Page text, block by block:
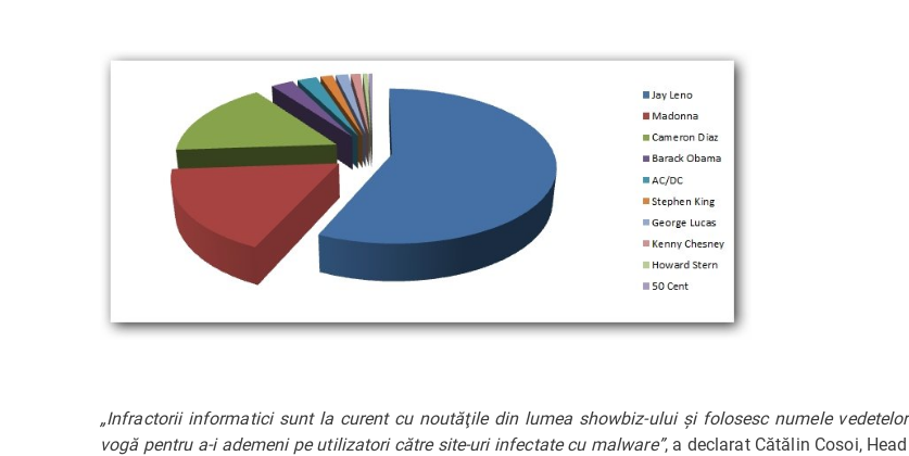
„Infractorii informatici sunt la curent cu noutăţile din lumea showbiz-ului şi folosesc numele
vogă pentru a-i ademeni pe utilizatori către site-uri infectate cu malware”, a declarat Cătălin Cosoi,